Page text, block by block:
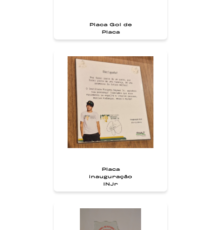
Placa Gol de
Placa
Placa
inauguração
INJr